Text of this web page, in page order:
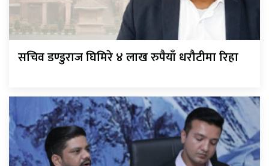
सचिव डण्डुराज घिमिरे ४ लाख रुपैयाँ धरौटीमा रिहा